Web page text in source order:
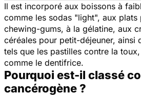
Il est incorporé aux boissons à
comme les sodas "light", aux plats
chewing-gums, à la gélatine, aux
céréales pour petit-déjeuner, ainsi
tels que les pastilles contre la
comme le dentifrice.
Pourquoi est-il classé
cancérogène ?